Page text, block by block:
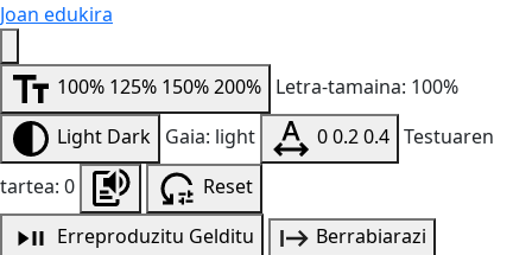
Joan edukira
100% 125% 150%200% Letra-tamaina: 100%
Light Dark Gaia: light 00.20.4 Testuaren
tartea: 0
Reset
Erreproduzitu Gelditu Berrabiarazi